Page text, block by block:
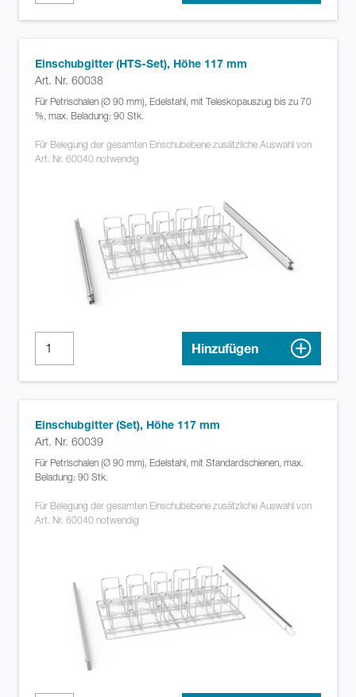
Einschubgitter (HTS-Set), Höhe 117 mm
Art. Nr. 60038
Für Petrischalen (Ø 90 mm), Edelstahl, mit Teleskopauszug bis zu 70
%, max. Beladung: 90 Stk.
Für Belegung der gesamten Einschubebene zusätzliche Auswahl von
Art. Nr. 60040 notwendig
Hinzufügen
Einschubgitter (Set), Höhe 117 mm
Art. Nr. 60039
Für Petrischalen (Ø 90 mm), Edelstahl, mit Standardschienen, max.
Beladung: 90 Stk.
Für Belegung der gesamten Einschubebene zusätzliche Auswahl von
Art. Nr. 60040 notwendig